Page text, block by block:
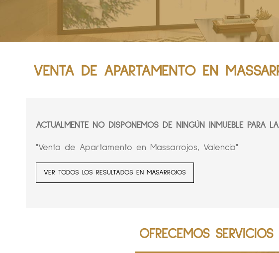
VENTA DE APARTAMENTO EN
ACTUALMENTE NO DISPONEMOS DE NINGÚN INMUEBLE PARA
"Venta de Apartamento en Massarrojos, Valencia"
VER TODOS LOS RESULTADOS EN MASARROJOS
OFRECEMOS